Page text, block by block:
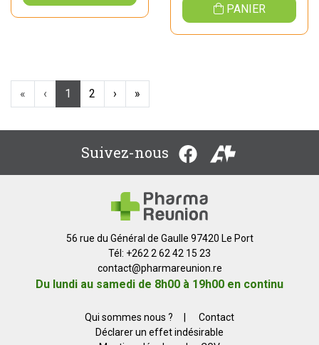
PANIER
« ‹ 1 2 › »
Suivez-nous
56 rue du Général de Gaulle 97420 Le Port
Tél: +262 2 62 42 15 23
contact@pharmareunion.re
Du lundi au samedi de 8h00 à 19h00 en continu
Qui sommes nous ?
Contact
Déclarer un effet indésirable